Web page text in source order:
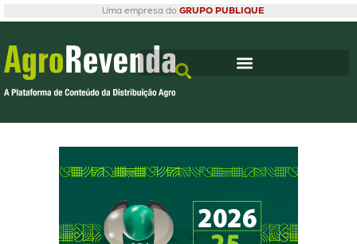
Uma empresa do GRUPO PUBLIQUE